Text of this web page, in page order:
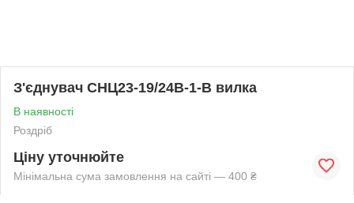
З'єднувач СНЦ23-19/24В-1-В вилка
В наявності
Роздріб
Ціну уточнюйте
Мінімальна сума замовлення на сайті — 400 ₴